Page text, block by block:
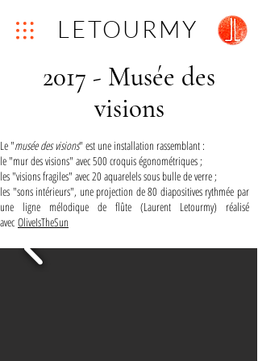
LETOURMY
2017 - Musée des
visions
Le "musée des visions" est une installation rassemblant :
le "mur des visions" avec 500 croquis égonométriques ;
les "visions fragiles" avec 20 aquarelels sous bulle de verre ;
les "sons intérieurs", une projection de 80 diapositives rythmée par
une ligne mélodique de flûte (Laurent Letourmy) réalisé
avec OliveIsTheSun